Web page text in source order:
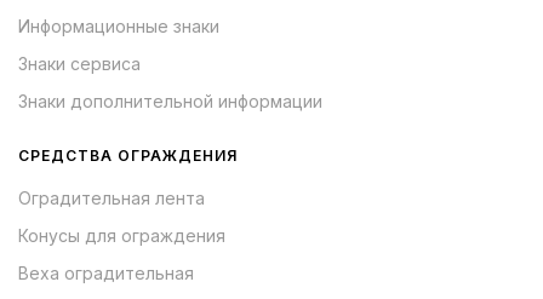
Информационные знаки
Знаки сервиса
Знаки дополнительной информации
СРЕДСТВА ОГРАЖДЕНИЯ
Оградительная лента
Конусы для ограждения
Веха оградительная